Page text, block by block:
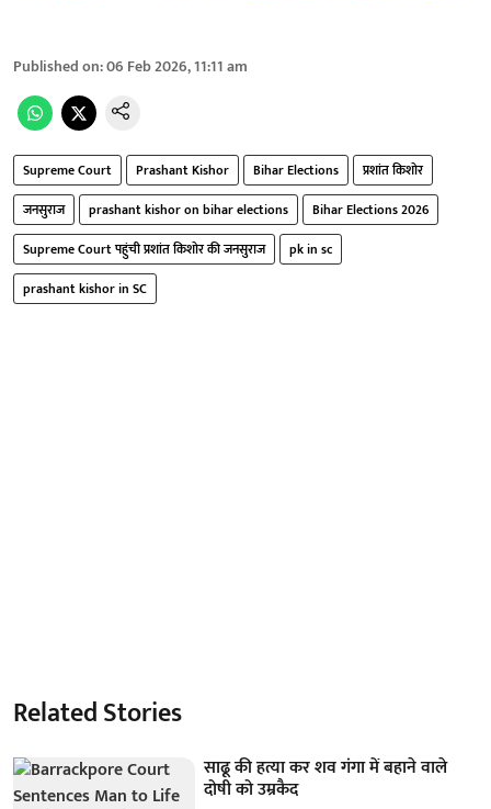
Published on:06 Feb 2026, 11:11 am
Supreme Court Prashant Kishor Bihar Elections
प्रशांत किशोर
जनसुराज
prashant kishor on bihar elections
Bihar Elections 2026
Supreme Court पहुंची प्रशांत किशोर की जनसुराज
pk in sc
prashant kishor in SC
Related Stories
साढू की हत्या कर शव गंगा में बहाने वाले
दोषी को उम्रकैद